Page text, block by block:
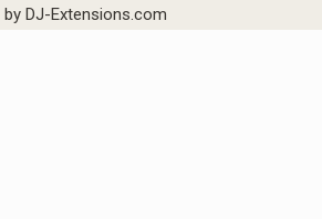
by DJ-Extensions.com